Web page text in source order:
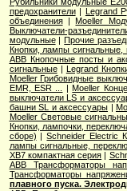
предохранители| Legrand
объединения|Moeller
Выключатели-
модульные|Прочие
Кнопки, лампы сигнальные,
ABB Кнопочные посты и
сигнальные| Legrand
Moeller Грибовидные
EMR, ESR ...
|Moeller
выключатели LS и
башни SL и аксессуары |
Moeller Световые
Кнопки, лампочки,
сборе) |Schneider Electric
лампы сигнальные,
XB7 компактная серия |
ABB Трансформаторы
Трансформаторы
плавного пуска.